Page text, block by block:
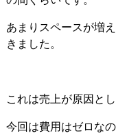
あまりスペースが増
きました。
これは売上が原因と
今回は費用はゼロな